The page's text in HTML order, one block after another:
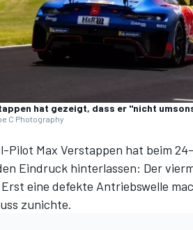
hat gezeigt, dass er "nicht
C Photography
Pilot Max Verstappen hat beim
Eindruck hinterlassen: Der
Erst eine defekte Antriebswelle
zunichte.